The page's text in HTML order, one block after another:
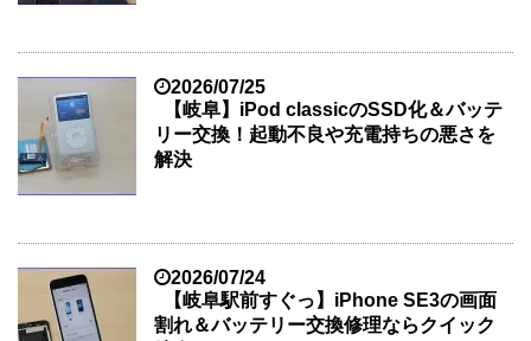
2026/07/25
【岐阜】iPod classicのSSD化＆バッテ
リー交換！起動不良や充電持ちの悪さを
解決
2026/07/24
【岐阜駅前すぐっ】iPhone SE3の画面
割れ＆バッテリー交換修理ならクイック